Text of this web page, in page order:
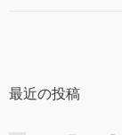
最近の投稿